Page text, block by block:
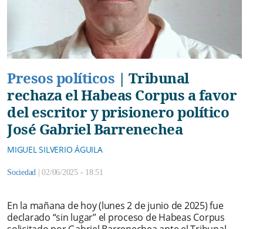
Presos políticos | Tribunal
rechaza el Habeas Corpus a favor
del escritor y prisionero político
José Gabriel Barrenechea
MIGUEL SILVERIO ÁGUILA
Sociedad |02/06/2025 - 18:51
En la mañana de hoy (lunes 2 de junio de 2025) fue
declarado “sin lugar” el proceso de Habeas Corpus